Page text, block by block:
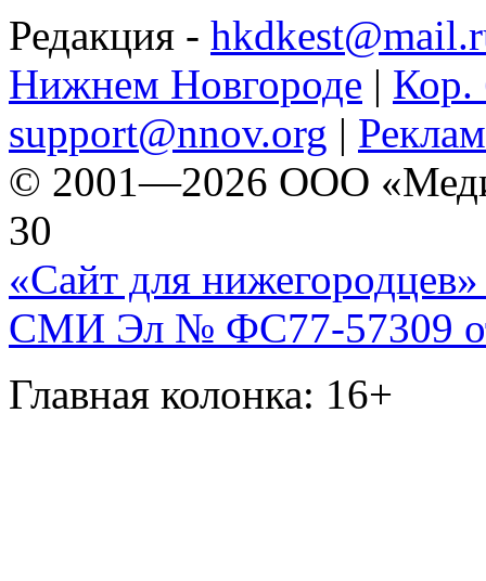
Редакция -
Нижнем Новгороде | Кор.
support@nnov.org |
© 2001—2026 ООО
30
«Сайт для нижегородцев»
СМИ Эл № ФС77-57309
Главная колонка: 16+